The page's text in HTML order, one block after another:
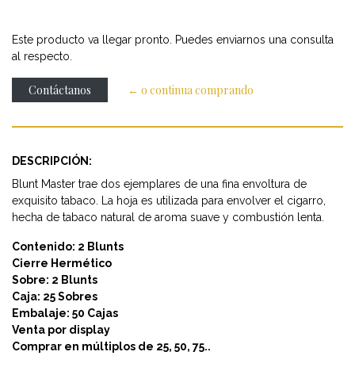
Este producto va llegar pronto. Puedes enviarnos una consulta
al respecto.
Contáctanos ← o continua comprando
DESCRIPCIÓN:
Blunt Master trae dos ejemplares de una fina envoltura de
exquisito tabaco. La hoja es utilizada para envolver el cigarro,
hecha de tabaco natural de aroma suave y combustión lenta.
Contenido: 2 Blunts
Cierre Hermético
Sobre: 2 Blunts
Caja: 25 Sobres
Embalaje: 50 Cajas
Venta por display
Comprar en múltiplos de 25, 50, 75..